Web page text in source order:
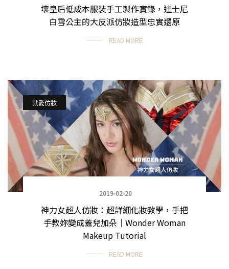
壞皇后低成本服裝手工製作實錄，迪士尼
白雪公主的大反派仿妝造型忠實還原
READ MORE
就愛仿妝
2019-02-20
神力女超人仿妝：超詳細化妝教學，手把
手教妳變成蓋兒加朵｜Wonder Woman
Makeup Tutorial
READ MORE